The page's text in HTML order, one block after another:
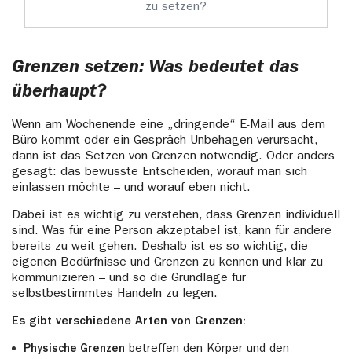
zu setzen?
Grenzen setzen: Was bedeutet das
überhaupt?
Wenn am Wochenende eine „dringende“ E-Mail aus dem
Büro kommt oder ein Gespräch Unbehagen verursacht,
dann ist das Setzen von Grenzen notwendig. Oder anders
gesagt: das bewusste Entscheiden, worauf man sich
einlassen möchte – und worauf eben nicht.
Dabei ist es wichtig zu verstehen, dass Grenzen individuell
sind. Was für eine Person akzeptabel ist, kann für andere
bereits zu weit gehen. Deshalb ist es so wichtig, die
eigenen Bedürfnisse und Grenzen zu kennen und klar zu
kommunizieren – und so die Grundlage für
selbstbestimmtes Handeln zu legen.
Es gibt verschiedene Arten von Grenzen:
Physische Grenzen betreffen den Körper und den